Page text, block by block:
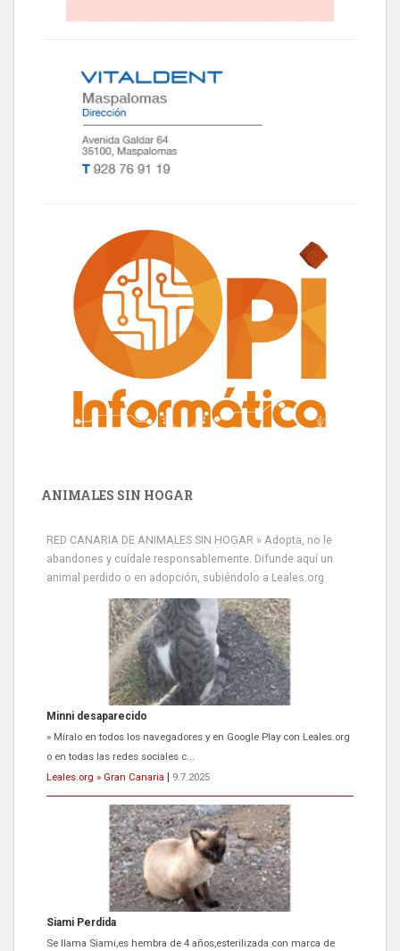
ANIMALES SIN HOGAR
RED CANARIA DE ANIMALES SIN HOGAR » Adopta, no le
abandones y cuídale responsablemente. Difunde aquí un
animal perdido o en adopción, subiéndolo a Leales.org
Minni desaparecido
» Míralo en todos los navegadores y en Google Play con Leales.org
o en todas las redes sociales c...
Leales.org » Gran Canaria
9.7.2025
Siami Perdida
Se llama Siami,es hembra de 4 años,esterilizada con marca de